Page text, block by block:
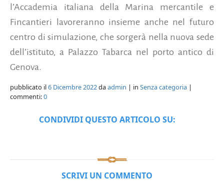
l’Accademia italiana della Marina mercantile e
Fincantieri lavoreranno insieme anche nel futuro
centro di simulazione, che sorgerà nella nuova sede
dell’istituto, a Palazzo Tabarca nel porto antico di
Genova.
pubblicato il6 Dicembre 2022daadmin | in Senza categoria |
commenti:0
CONDIVIDI QUESTO ARTICOLO SU:
SCRIVI UN COMMENTO